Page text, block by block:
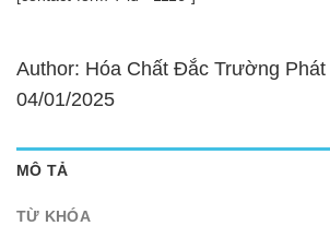
Author: Hóa Chất Đắc Trường Phát
04/01/2025
MÔ TẢ
TỪ KHÓA